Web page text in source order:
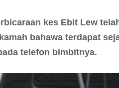
kes Ebit Lew
bahawa terdapat
telefon bimbitnya.